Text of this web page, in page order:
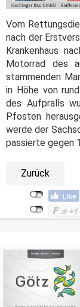
Vom
nach der
Krankenhaus
Motorrad des
stammenden
in Höhe von
des Aufpralls
Pfosten
werde der
passierte gegen
Zurück